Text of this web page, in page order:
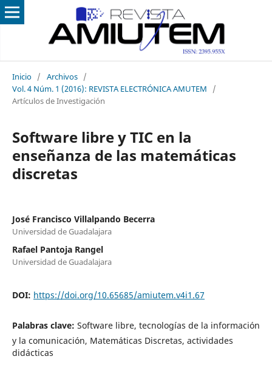
Inicio / Archivos /
Vol. 4 Núm. 1 (2016): REVISTA ELECTRÓNICA AMUTEM
/
Artículos de Investigación
Software libre y TIC en la
enseñanza de las matemáticas
discretas
José Francisco Villalpando Becerra
Universidad de Guadalajara
Rafael Pantoja Rangel
Universidad de Guadalajara
DOI: https://doi.org/10.65685/amiutem.v4i1.67
Palabras clave: Software libre, tecnologías de la información
y la comunicación, Matemáticas Discretas, actividades
didácticas